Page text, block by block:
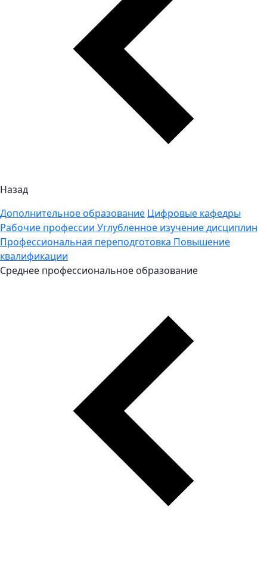
Назад
Дополнительное образование Цифровые кафедры
Рабочие профессии Углубленное изучение дисциплин
Профессиональная переподготовка Повышение
квалификации
Среднее профессиональное образование